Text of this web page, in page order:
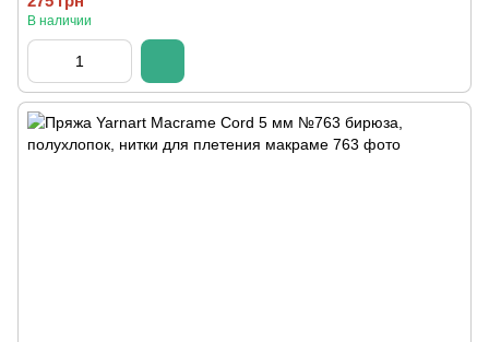
В наличии